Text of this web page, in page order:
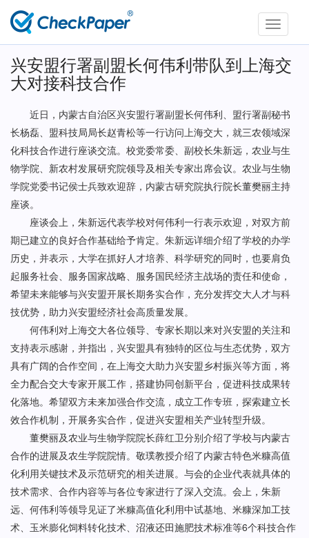
Toggle
兴安盟行署副盟长何伟利带队到上海交
大对接科技合作
近日，内蒙古自治区兴安盟行署副盟长何伟利、盟行署副秘书
长杨磊、盟科技局局长赵青松等一行访问上海交大，就三农领域深
化科技合作进行座谈交流。校党委常委、副校长朱新远，农业与生
物学院、新农村发展研究院领导及相关专家出席会议。农业与生物
学院党委书记侯士兵致欢迎辞，内蒙古研究院执行院长董樊丽主持
座谈。
座谈会上，朱新远代表学校对何伟利一行表示欢迎，对双方前
期已建立的良好合作基础给予肯定。朱新远详细介绍了学校的办学
历史，并表示，大学在抓好人才培养、科学研究的同时，也要肩负
起服务社会、服务国家战略、服务国民经济主战场的责任和使命，
希望未来能够与兴安盟开展长期务实合作，充分发挥交大人才与科
技优势，助力兴安盟经济社会高质量发展。
何伟利对上海交大各位领导、专家长期以来对兴安盟的关注和
支持表示感谢，并指出，兴安盟具有独特的区位与生态优势，双方
具有广阔的合作空间，在上海交大助力兴安盟乡村振兴等方面，将
全力配合交大专家开展工作，搭建协同创新平台，促进科技成果转
化落地。希望双方未来加强合作交流，成立工作专班，探索建立长
效合作机制，开展务实合作，促进兴安盟相关产业转型升级。
董樊丽及农业与生物学院院长薛红卫分别介绍了学校与内蒙古
合作的进展及农生学院院情。敬璞教授介绍了内蒙古特色米糠高值
化利用关键技术及示范研究的相关进展。与会的企业代表就具体的
技术需求、合作内容等与各位专家进行了深入交流。会上，朱新
远、何伟利等领导见证了米糠高值化利用中试基地、米糠深加工技
术、玉米膨化饲料转化技术、沼液还田施肥技术标准等6个科技合作